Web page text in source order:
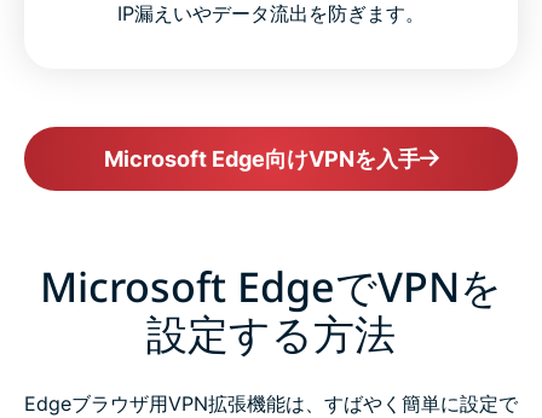
IP漏えいやデータ流出を防ぎます。
Microsoft Edge向けVPNを入手
Microsoft EdgeでVPNを
設定する方法
Edgeブラウザ用VPN拡張機能は、すばやく簡単に設定で